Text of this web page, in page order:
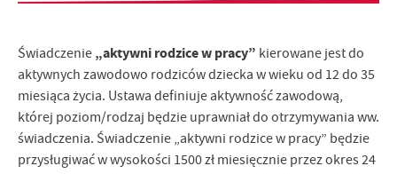
Świadczenie „aktywni rodzice w pracy” kierowane jest do
aktywnych zawodowo rodziców dziecka w wieku od 12 do 35
miesiąca życia. Ustawa definiuje aktywność zawodową,
której poziom/rodzaj będzie uprawniał do otrzymywania ww.
świadczenia. Świadczenie „aktywni rodzice w pracy” będzie
przysługiwać w wysokości 1500 zł miesięcznie przez okres 24